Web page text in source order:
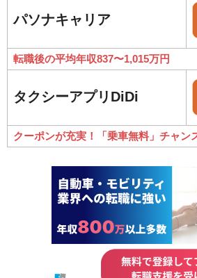
パソナキャリア
転職後の平均年収837〜1,015万円
タクシーアプリDiDi
クーポンが充実！「乗車無料」チャン